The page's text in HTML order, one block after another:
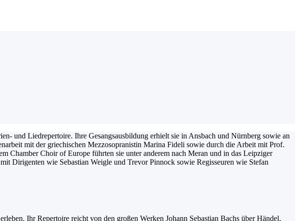
und Liedrepertoire. Ihre Gesangsausbildung erhielt sie in Ansbach und Nürnberg sowie an
mit der griechischen Mezzosopranistin Marina Fideli sowie durch die Arbeit mit Prof.
Chamber Choir of Europe führten sie unter anderem nach Meran und in das Leipziger
Dirigenten wie Sebastian Weigle und Trevor Pinnock sowie Regisseuren wie Stefan
Ihr Repertoire reicht von den großen Werken Johann Sebastian Bachs über Händel,